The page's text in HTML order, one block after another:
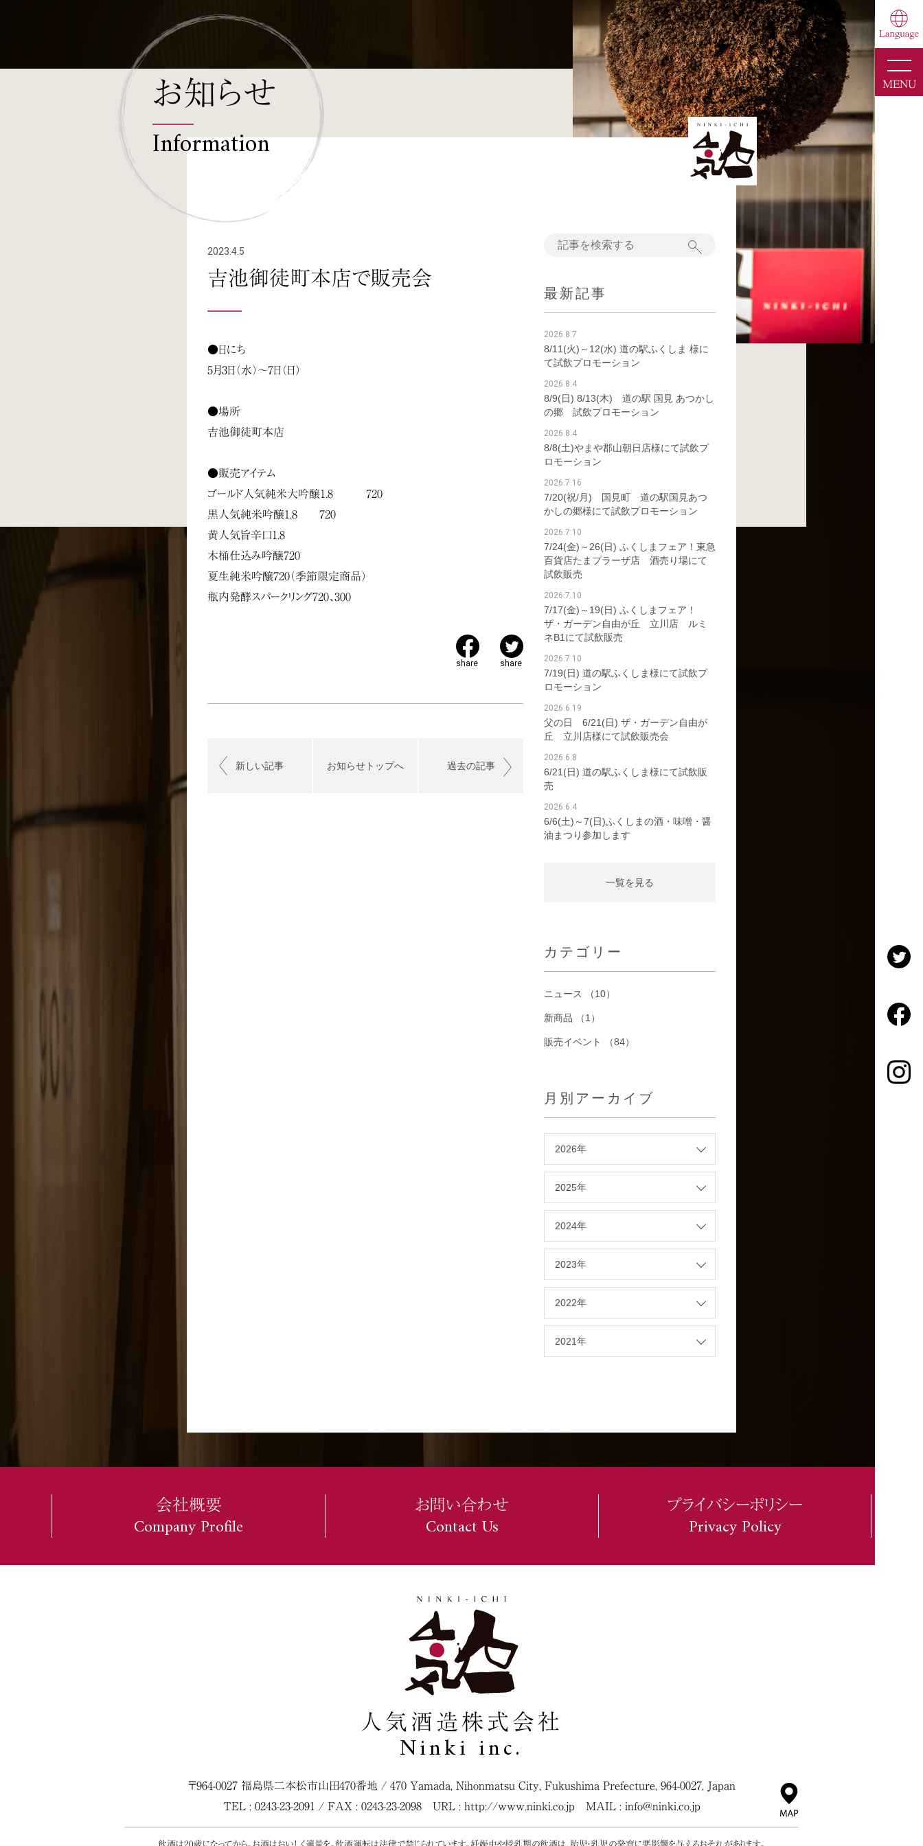
MENU
お知らせ
Information
2023.4.5
吉池御徒町本店で販売会
●日にち
5月3日（水）～7日（日）
●場所
吉池御徒町本店
●販売アイテム
ゴールド人気純米大吟醸1.8 720
黒人気純米吟醸1.8 720
黄人気旨辛口1.8
木桶仕込み吟醸720
夏生純米吟醸720（季節限定商品）
瓶内発酵スパークリング720、300
share share
新しい記事 お知らせトップへ 過去の記事
最新記事
2026.8.7
8/11(火)～12(水) 道の駅ふくしま 様に
て試飲プロモーション
2026.8.4
8/9(日) 8/13(木) 道の駅 国見 あつかし
の郷 試飲プロモーション
2026.8.4
8/8(土)やまや郡山朝日店様にて試飲プ
ロモーション
2026.7.16
7/20(祝/月) 国見町 道の駅国見あつ
かしの郷様にて試飲プロモーション
2026.7.10
7/24(金)～26(日) ふくしまフェア！東急
百貨店たまプラーザ店 酒売り場にて
試飲販売
2026.7.10
7/17(金)～19(日) ふくしまフェア！
ザ・ガーデン自由が丘 立川店 ルミ
ネB1にて試飲販売
2026.7.10
7/19(日) 道の駅ふくしま様にて試飲プ
ロモーション
2026.6.19
父の日 6/21(日) ザ・ガーデン自由が
丘 立川店様にて試飲販売会
2026.6.8
6/21(日) 道の駅ふくしま様にて試飲販
売
2026.6.4
6/6(土)～7(日)ふくしまの酒・味噌・醤
油まつり参加します
一覧を見る
カテゴリー
ニュース （10）
新商品 （1）
販売イベント （84）
月別アーカイブ
2026年
2025年
2024年
2023年
2022年
2021年
会社概要
Company Profile
お問い合わせ
Contact Us
プライバシーポリシー
Privacy Policy
人気酒造株式会社
Ninki inc.
〒964-0027 福島県二本松市山田470番地 / 470 Yamada, Nihonmatsu City, Fukushima Prefecture, 964-0027, Japan
TEL : 0243-23-2091 / FAX : 0243-23-2098 URL : http://www.ninki.co.jp MAIL : info@ninki.co.jp